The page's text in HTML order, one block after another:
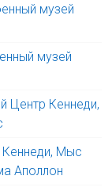
музей
музей
Центр Кеннеди,
Мыс
Аполлон